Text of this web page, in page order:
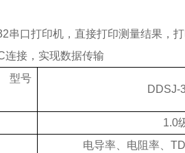
串口打印机，直接打印测量结果，
连接，实现数据传输
型号
DDSJ-
1.0
电导率、电阻率、